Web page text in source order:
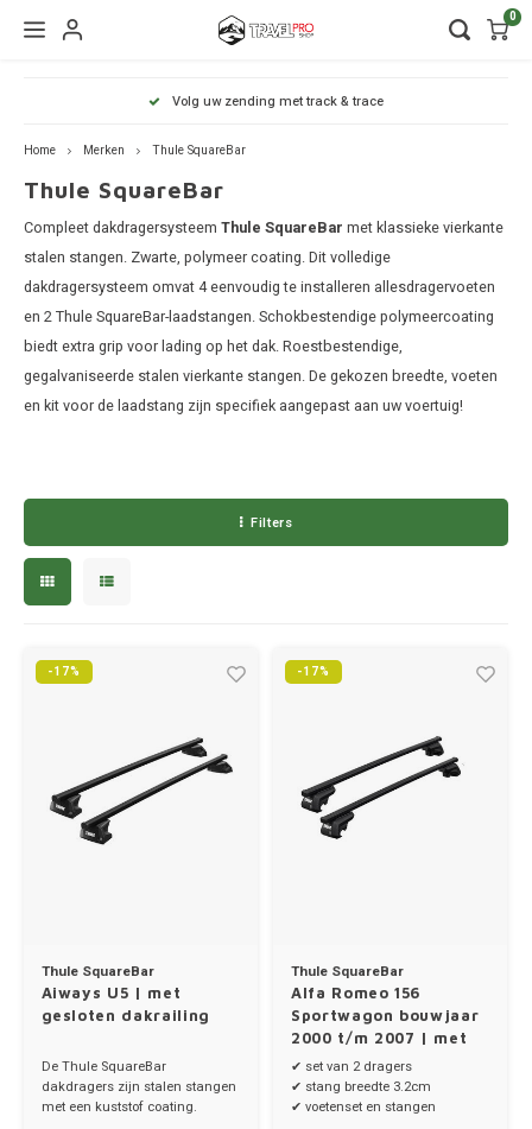
Hoofdmenu / vervoer
Dakdragers
Audi
BMW
Cupra
Daktenten
Dakkoffers
Rekken
Hond
Fietskoffer
PickUp rek
Hoofdmenu / tassen
Wandelrugzakken
Camera tassen
Drinkrugtassen
Duffels
Duffel
Duffel
Thule
Trolleys
Hand, Heup en Body tassen
Accessoires voor bij de tas
Hoofdmenu / fietsen
Fietsendragers
Fietskarren
Fietskar accessoires
Fietstassen
Hoofdmenu / wintersport
Skibox
Ski en snowboarddragers
Skitassen
Snowboardtassen
Hoofdmenu / watersport
Sup dragers
Surfboard dragers
Kajak en kanodragers
Hoofdmenu / onderdelen
Dakdrager onderdelen
Dakkoffers onderdelen
Fietsendrager onderdelen
Sleutels en slotjes
0
Volg uw zending met track & trace
Home Merken Thule SquareBar
Thule SquareBar
Compleet dakdragersysteem Thule SquareBar met klassieke vierkante
stalen stangen. Zwarte, polymeer coating. Dit volledige
dakdragersysteem omvat 4 eenvoudig te installeren allesdragervoeten
en 2 Thule SquareBar-laadstangen. Schokbestendige polymeercoating
biedt extra grip voor lading op het dak. Roestbestendige,
gegalvaniseerde stalen vierkante stangen. De gekozen breedte, voeten
en kit voor de laadstang zijn specifiek aangepast aan uw voertuig!
Filters
-17%
Thule SquareBar
Aiways U5 | met
gesloten dakrailing
De Thule SquareBar
dakdragers zijn stalen stangen
met een kuststof coating.
-17%
Thule SquareBar
Alfa Romeo 156
Sportwagon bouwjaar
2000 t/m 2007 | met
dakrailing
✔ set van 2 dragers
✔ stang breedte 3.2cm
✔ voetenset en stangen